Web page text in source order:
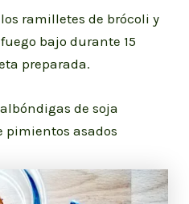
ramilletes de brócoli y
bajo durante 15
preparada.
albóndigas de soja
pimientos asados